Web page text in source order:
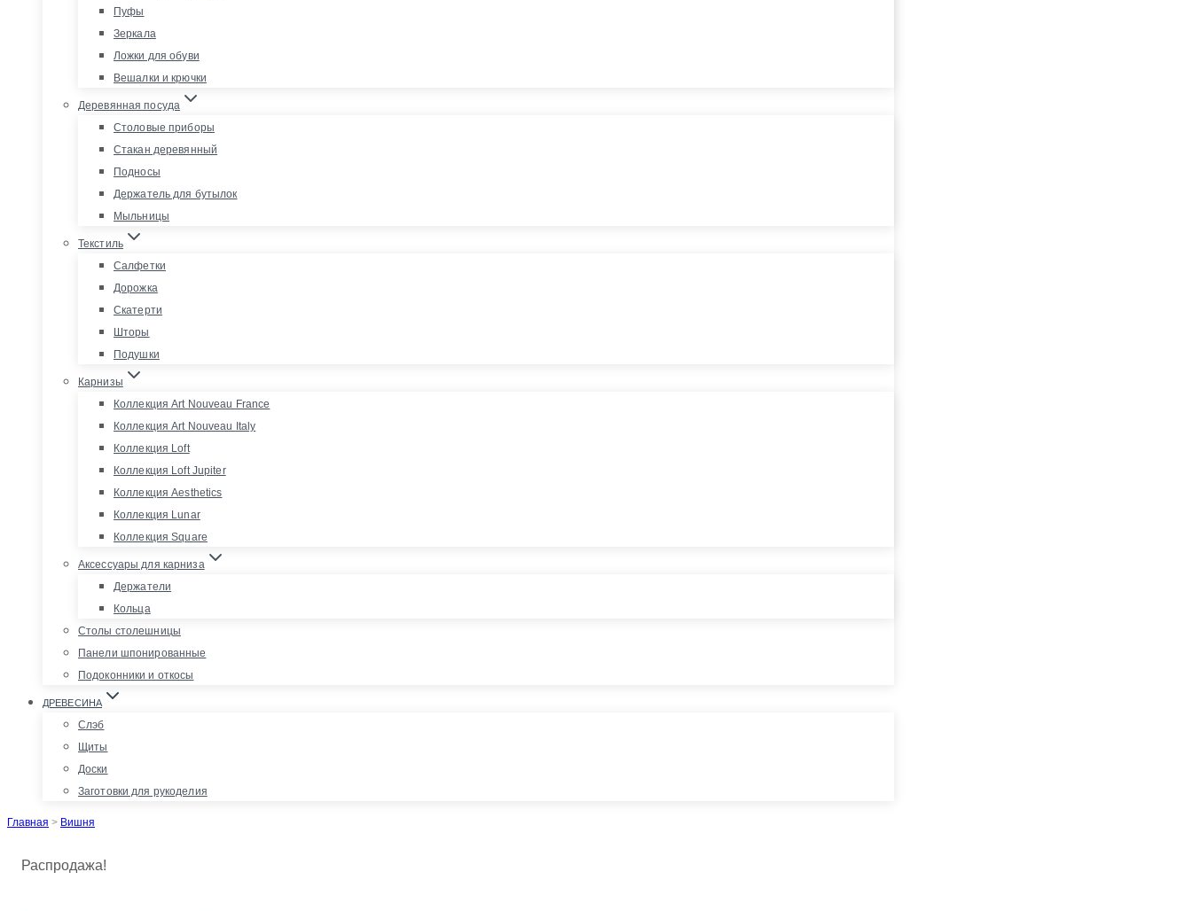
Пуфы
Зеркала
Ложки для обуви
Вешалки и крючки
Деревянная посуда
Столовые приборы
Стакан деревянный
Подносы
Держатель для бутылок
Мыльницы
Текстиль
Салфетки
Дорожка
Скатерти
Шторы
Подушки
Карнизы
Коллекция Art Nouveau France
Коллекция Art Nouveau Italy
Коллекция Loft
Коллекция Loft Jupiter
Коллекция Aesthetics
Коллекция Lunar
Коллекция Square
Аксессуары для карниза
Держатели
Кольца
Столы столешницы
Панели шпонированные
Подоконники и откосы
ДРЕВЕСИНА
Слэб
Щиты
Доски
Заготовки для рукоделия
Главная > Вишня
Распродажа!